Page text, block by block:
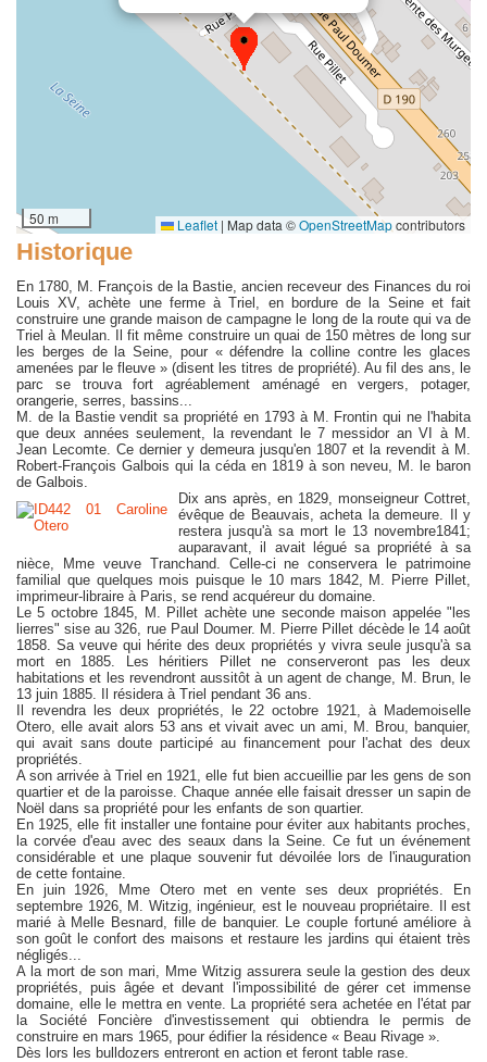
50 m Leaflet | Map data ©OpenStreetMapcontributors
Historique
En 1780, M. François de la Bastie, ancien receveur des Finances du roi
Louis XV, achète une ferme à Triel, en bordure de la Seine et fait
construire une grande maison de campagne le long de la route qui va de
Triel à Meulan. Il fit même construire un quai de 150 mètres de long sur
les berges de la Seine, pour « défendre la colline contre les glaces
amenées par le fleuve » (disent les titres de propriété). Au fil des ans, le
parc se trouva fort agréablement aménagé en vergers, potager,
orangerie, serres, bassins...
M. de la Bastie vendit sa propriété en 1793 à M. Frontin qui ne l'habita
que deux années seulement, la revendant le 7 messidor an VI à M.
Jean Lecomte. Ce dernier y demeura jusqu'en 1807 et la revendit à M.
Robert-François Galbois qui la céda en 1819 à son neveu, M. le baron
de Galbois.
Dix ans après, en 1829, monseigneur Cottret,
évêque de Beauvais, acheta la demeure. Il y
restera jusqu'à sa mort le 13 novembre1841;
auparavant, il avait légué sa propriété à sa
nièce, Mme veuve Tranchand. Celle-ci ne conservera le patrimoine
familial que quelques mois puisque le 10 mars 1842, M. Pierre Pillet,
imprimeur-libraire à Paris, se rend acquéreur du domaine.
Le 5 octobre 1845, M. Pillet achète une seconde maison appelée "les
lierres" sise au 326, rue Paul Doumer. M. Pierre Pillet décède le 14 août
1858. Sa veuve qui hérite des deux propriétés y vivra seule jusqu'à sa
mort en 1885. Les héritiers Pillet ne conserveront pas les deux
habitations et les revendront aussitôt à un agent de change, M. Brun, le
13 juin 1885. Il résidera à Triel pendant 36 ans.
Il revendra les deux propriétés, le 22 octobre 1921, à Mademoiselle
Otero, elle avait alors 53 ans et vivait avec un ami, M. Brou, banquier,
qui avait sans doute participé au financement pour l'achat des deux
propriétés.
A son arrivée à Triel en 1921, elle fut bien accueillie par les gens de son
quartier et de la paroisse. Chaque année elle faisait dresser un sapin de
Noël dans sa propriété pour les enfants de son quartier.
En 1925, elle fit installer une fontaine pour éviter aux habitants proches,
la corvée d'eau avec des seaux dans la Seine. Ce fut un événement
considérable et une plaque souvenir fut dévoilée lors de l'inauguration
de cette fontaine.
En juin 1926, Mme Otero met en vente ses deux propriétés. En
septembre 1926, M. Witzig, ingénieur, est le nouveau propriétaire. Il est
marié à Melle Besnard, fille de banquier. Le couple fortuné améliore à
son goût le confort des maisons et restaure les jardins qui étaient très
négligés...
A la mort de son mari, Mme Witzig assurera seule la gestion des deux
propriétés, puis âgée et devant l'impossibilité de gérer cet immense
domaine, elle le mettra en vente. La propriété sera achetée en l'état par
la Société Foncière d'investissement qui obtiendra le permis de
construire en mars 1965, pour édifier la résidence « Beau Rivage ».
Dès lors les bulldozers entreront en action et feront table rase.